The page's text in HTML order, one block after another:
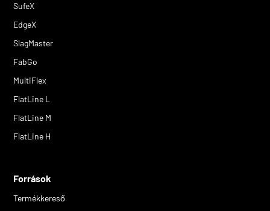
SufeX
EdgeX
SlagMaster
FabGo
MultiFlex
FlatLine L
FlatLine M
FlatLine H
Források
Termékkereső